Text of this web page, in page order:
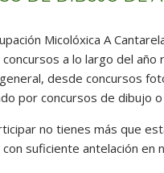
Micolóxica A
a lo largo del año
desde concursos
por concursos de dibujo o
no tienes más que
con suficiente antelación en